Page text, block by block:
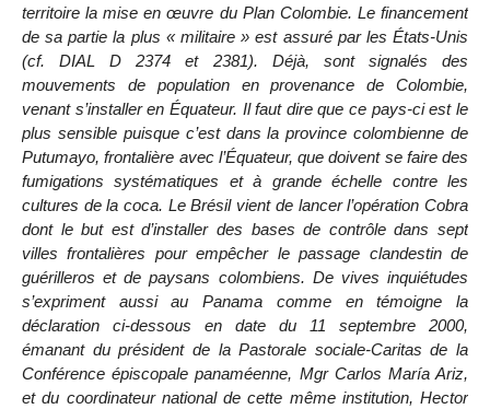
territoire la mise en œuvre du Plan Colombie. Le financement
de sa partie la plus « militaire » est assuré par les États-Unis
(cf. DIAL D 2374 et 2381). Déjà, sont signalés des
mouvements de population en provenance de Colombie,
venant s’installer en Équateur. Il faut dire que ce pays-ci est le
plus sensible puisque c’est dans la province colombienne de
Putumayo, frontalière avec l’Équateur, que doivent se faire des
fumigations systématiques et à grande échelle contre les
cultures de la coca. Le Brésil vient de lancer l’opération Cobra
dont le but est d’installer des bases de contrôle dans sept
villes frontalières pour empêcher le passage clandestin de
guérilleros et de paysans colombiens. De vives inquiétudes
s’expriment aussi au Panama comme en témoigne la
déclaration ci-dessous en date du 11 septembre 2000,
émanant du président de la Pastorale sociale-Caritas de la
Conférence épiscopale panaméenne, Mgr Carlos María Ariz,
et du coordinateur national de cette même institution, Hector